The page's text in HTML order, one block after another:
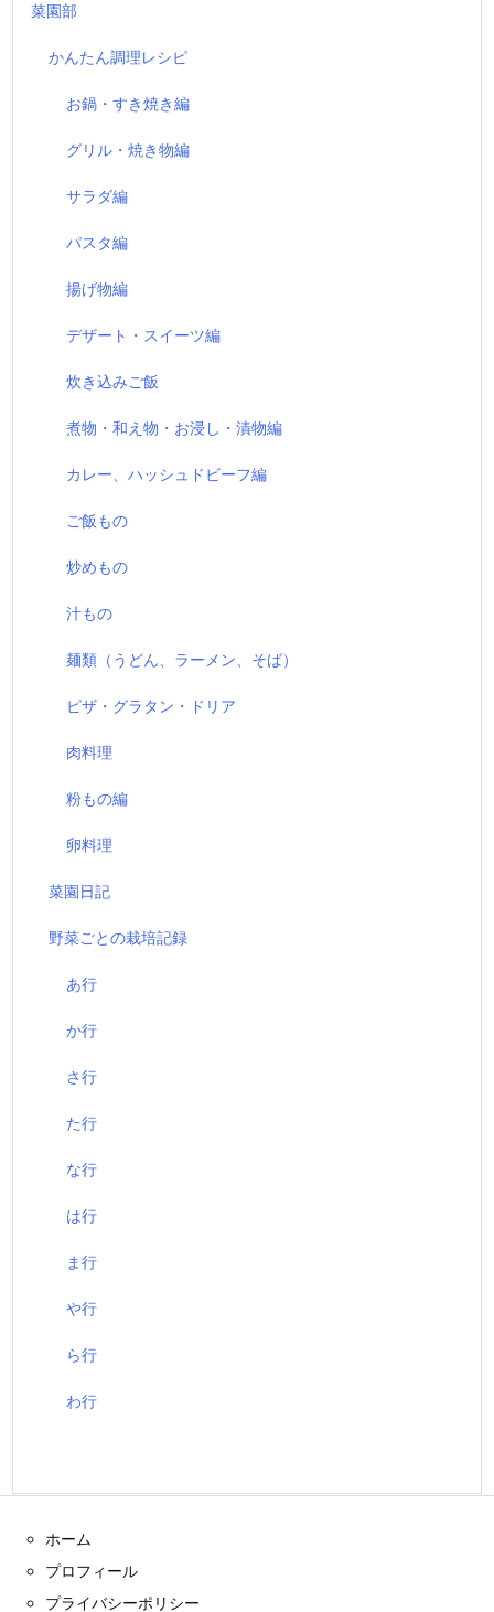
菜園部
かんたん調理レシピ
お鍋・すき焼き編
グリル・焼き物編
サラダ編
パスタ編
揚げ物編
デザート・スイーツ編
炊き込みご飯
煮物・和え物・お浸し・漬物編
カレー、ハッシュドビーフ編
ご飯もの
炒めもの
汁もの
麺類（うどん、ラーメン、そば）
ピザ・グラタン・ドリア
肉料理
粉もの編
卵料理
菜園日記
野菜ごとの栽培記録
あ行
か行
さ行
た行
な行
は行
ま行
や行
ら行
わ行
ホーム
プロフィール
プライバシーポリシー